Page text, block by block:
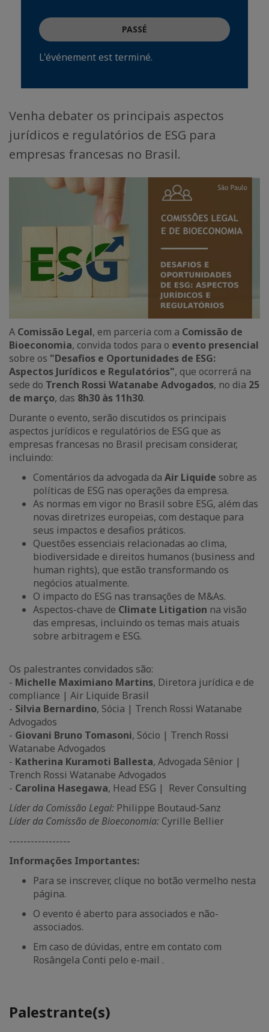
PASSÉ
L'événement est terminé.
Venha debater os principais aspectos
jurídicos e regulatórios de ESG para
empresas francesas no Brasil.
A Comissão Legal, em parceria com a Comissão de
Bioeconomia, convida todos para o evento presencial
sobre os "Desafios e Oportunidades de ESG:
Aspectos Jurídicos e Regulatórios", que ocorrerá na
sede do Trench Rossi Watanabe Advogados, no dia 25
de março, das 8h30 às 11h30.
Durante o evento, serão discutidos os principais
aspectos jurídicos e regulatórios de ESG que as
empresas francesas no Brasil precisam considerar,
incluindo:
Comentários da advogada da Air Liquide sobre as
políticas de ESG nas operações da empresa.
As normas em vigor no Brasil sobre ESG, além das
novas diretrizes europeias, com destaque para
seus impactos e desafios práticos.
Questões essenciais relacionadas ao clima,
biodiversidade e direitos humanos (business and
human rights), que estão transformando os
negócios atualmente.
O impacto do ESG nas transações de M&As.
Aspectos-chave de Climate Litigation na visão
das empresas, incluindo os temas mais atuais
sobre arbitragem e ESG.
Os palestrantes convidados são:
- Michelle Maximiano Martins, Diretora jurídica e de
compliance | Air Liquide Brasil
- Silvia Bernardino, Sócia | Trench Rossi Watanabe
Advogados
- Giovani Bruno Tomasoni, Sócio | Trench Rossi
Watanabe Advogados
- Katherina Kuramoti Ballesta, Advogada Sênior |
Trench Rossi Watanabe Advogados
- Carolina Hasegawa, Head ESG | Rever Consulting
Líder da Comissão Legal: Philippe Boutaud-Sanz
Líder da Comissão de Bioeconomia: Cyrille Bellier
-----------------
Informações Importantes:
Para se inscrever, clique no botão vermelho nesta
página.
O evento é aberto para associados e não-
associados.
Em caso de dúvidas, entre em contato com
Rosângela Conti pelo e-mail .
Palestrante(s)